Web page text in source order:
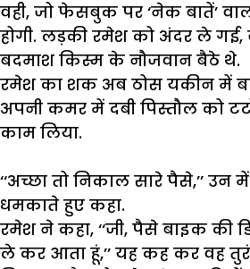
वही, जो फेसबुक पर ‘नेक बातें’
होगी. लड़की रमेश को अंदर ले गई,
बदमाश किस्म के नौजवान बैठे थे.
रमेश का शक अब ठोस यकीन में
अपनी कमर में दबी पिस्तौल को
काम लिया.
‘‘अच्छा तो निकाल सारे पैसे,’’ उन में
धमकाते हुए कहा.
रमेश ने कहा, ‘‘जी, पैसे बाइक की
ले कर आता हूं,’’ यह कह कर वह